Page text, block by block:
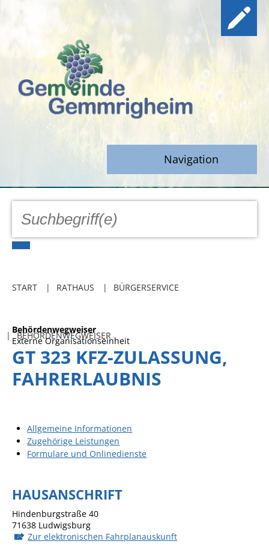
Navigation
GEMEINDE
Freibadkarten
Parkraumkonzept
Schulkindbetreuung
Grundschule
Jugendhaus
START RATHAUS BÜRGERSERVICE
BEHÖRDENWEGWEISER
Behördenwegweiser
Externe Organisationseinheit
GT 323 KFZ-ZULASSUNG,
FAHRERLAUBNIS
Allgemeine Informationen
Zugehörige Leistungen
Formulare und Onlinedienste
HAUSANSCHRIFT
Hindenburgstraße 40
71638 Ludwigsburg
Zur elektronischen Fahrplanauskunft